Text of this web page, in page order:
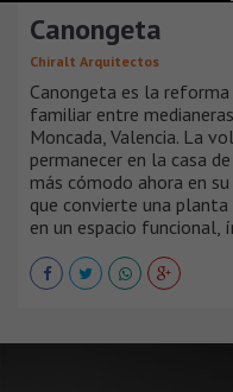
Canongeta
Chiralt Arquitectos
Canongeta es la
familiar entre
Moncada, Valencia. La
permanecer en la casa
más cómodo ahora en
que convierte una
en un espacio funcional,